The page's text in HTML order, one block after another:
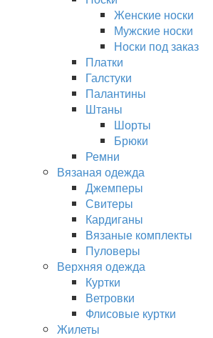
Женские носки
Мужские носки
Носки под заказ
Платки
Галстуки
Палантины
Штаны
Шорты
Брюки
Ремни
Вязаная одежда
Джемперы
Свитеры
Кардиганы
Вязаные комплекты
Пуловеры
Верхняя одежда
Куртки
Ветровки
Флисовые куртки
Жилеты